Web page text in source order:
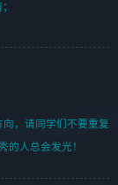
，请同学们不要重复
的人总会发光！